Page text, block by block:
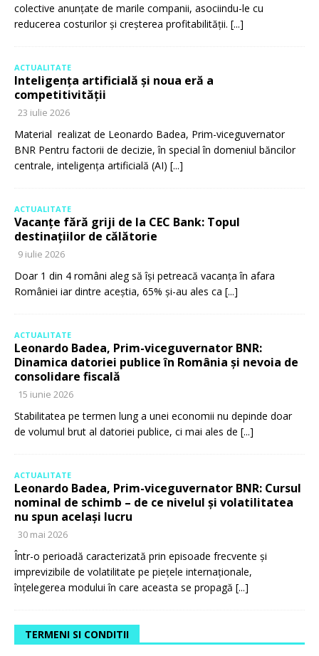
colective anunțate de marile companii, asociindu-le cu
reducerea costurilor și creșterea profitabilității. [...]
ACTUALITATE
Inteligența artificială și noua eră a
competitivității
23 iulie 2026
Material realizat de Leonardo Badea, Prim-viceguvernator
BNR Pentru factorii de decizie, în special în domeniul băncilor
centrale, inteligența artificială (AI) [...]
ACTUALITATE
Vacanțe fără griji de la CEC Bank: Topul
destinațiilor de călătorie
9 iulie 2026
Doar 1 din 4 români aleg să își petreacă vacanța în afara
României iar dintre aceștia, 65% și-au ales ca [...]
ACTUALITATE
Leonardo Badea, Prim-viceguvernator BNR:
Dinamica datoriei publice în România și nevoia de
consolidare fiscală
15 iunie 2026
Stabilitatea pe termen lung a unei economii nu depinde doar
de volumul brut al datoriei publice, ci mai ales de [...]
ACTUALITATE
Leonardo Badea, Prim-viceguvernator BNR: Cursul
nominal de schimb – de ce nivelul și volatilitatea
nu spun același lucru
30 mai 2026
Într-o perioadă caracterizată prin episoade frecvente și
imprevizibile de volatilitate pe piețele internaționale,
înțelegerea modului în care aceasta se propagă [...]
TERMENI SI CONDITII